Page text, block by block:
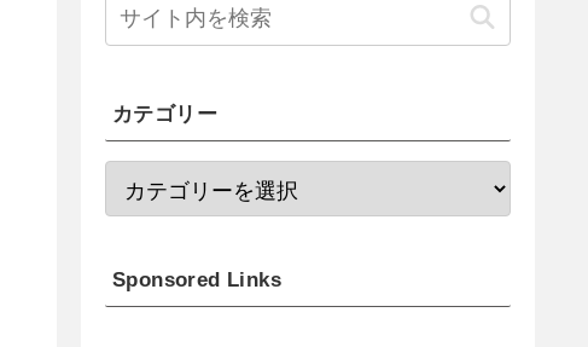
カテゴリー
Sponsored Links